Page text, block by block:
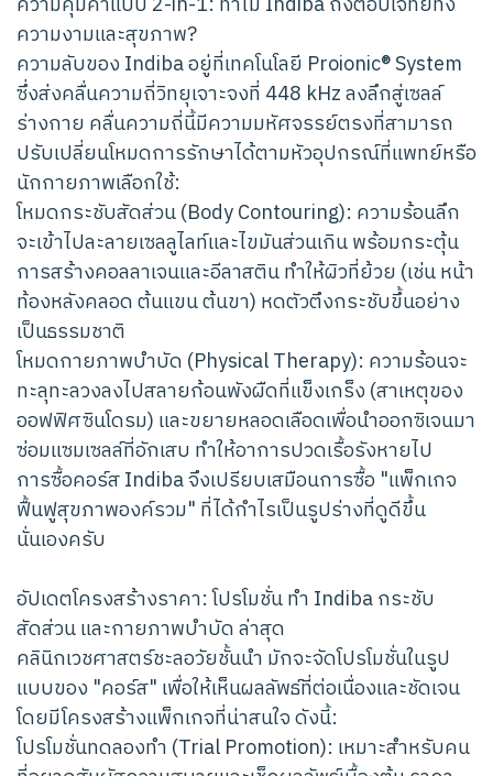
ความงามและสุขภาพ?
ความลับของ Indiba อยู่ที่เทคโนโลยี Proionic® System
ซึ่งส่งคลื่นความถี่วิทยุเจาะจงที่ 448 kHz ลงลึกสู่เซลล์
ร่างกาย คลื่นความถี่นี้มีความมหัศจรรย์ตรงที่สามารถ
ปรับเปลี่ยนโหมดการรักษาได้ตามหัวอุปกรณ์ที่แพทย์หรือ
นักกายภาพเลือกใช้:
โหมดกระชับสัดส่วน (Body Contouring): ความร้อนลึก
จะเข้าไปละลายเซลลูไลท์และไขมันส่วนเกิน พร้อมกระตุ้น
การสร้างคอลลาเจนและอีลาสติน ทำให้ผิวที่ย้วย (เช่น หน้า
ท้องหลังคลอด ต้นแขน ต้นขา) หดตัวตึงกระชับขึ้นอย่าง
เป็นธรรมชาติ
โหมดกายภาพบำบัด (Physical Therapy): ความร้อนจะ
ทะลุทะลวงลงไปสลายก้อนพังผืดที่แข็งเกร็ง (สาเหตุของ
ออฟฟิศซินโดรม) และขยายหลอดเลือดเพื่อนำออกซิเจนมา
ซ่อมแซมเซลล์ที่อักเสบ ทำให้อาการปวดเรื้อรังหายไป
การซื้อคอร์ส Indiba จึงเปรียบเสมือนการซื้อ "แพ็กเกจ
ฟื้นฟูสุขภาพองค์รวม" ที่ได้กำไรเป็นรูปร่างที่ดูดีขึ้น
นั่นเองครับ
อัปเดตโครงสร้างราคา: โปรโมชั่น ทำ Indiba กระชับ
สัดส่วน และกายภาพบำบัด ล่าสุด
คลินิกเวชศาสตร์ชะลอวัยชั้นนำ มักจะจัดโปรโมชั่นในรูป
แบบของ "คอร์ส" เพื่อให้เห็นผลลัพธ์ที่ต่อเนื่องและชัดเจน
โดยมีโครงสร้างแพ็กเกจที่น่าสนใจ ดังนี้:
โปรโมชั่นทดลองทำ (Trial Promotion): เหมาะสำหรับคน